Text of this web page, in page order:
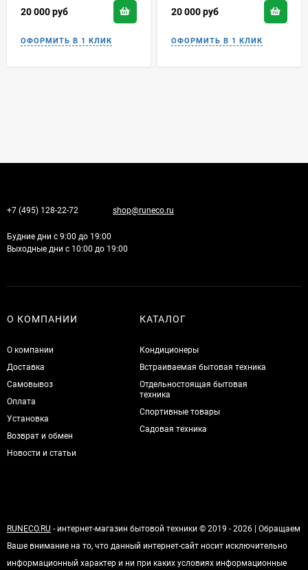
20 000руб 20 000руб
+7 (495) 128-22-72 shop@runeco.ru
Будние дни с 9:00 до 19:00
Выходные дни с 10:00 до 19:00
О КОМПАНИИ
О компании
Доставка
Самовывоз
Оплата
Установка
Возврат и обмен
Новости и статьи
КАТАЛОГ
Кондиционеры
Встраиваемая бытовая техника
Отдельностоящая бытовая
техника
Спортивные товары
Садовая техника
RUNECO.RU - интернет-магазин бытовой техники © 2019 - 2026 | Обращаем
Ваше внимание на то, что данный интернет-сайт носит исключительно
информационный характер и ни при каких условиях информационные